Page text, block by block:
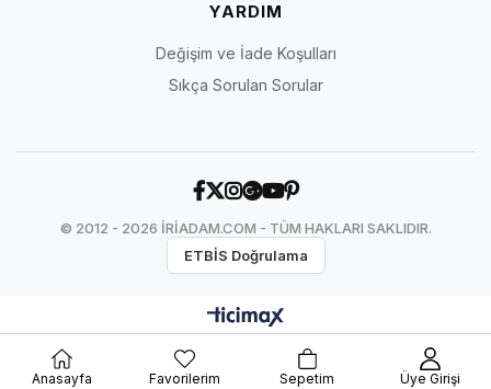
Premium Özelliği Nasıl Doğrulanır?
Premium seçimde pazarlama sıfatından önce karşılaştırılabilir ve
doğrulanabilir ürün alanlarına bakmak gerekir. Aşağıdaki kontroller,
farklı fiyat ve model gruplarını daha sağlıklı karşılaştırmanıza yardım
Premium erkek ayakkabısı seçerken incelenecek
YARDIM
Değişim ve İade Koşulları
Sıkça Sorulan Sorular
© 2012 - 2026 İRİADAM.COM - TÜM HAKLARI SAKLIDIR.
ETBİS Doğrulama
Anasayfa Favorilerim Sepetim Üye Girişi